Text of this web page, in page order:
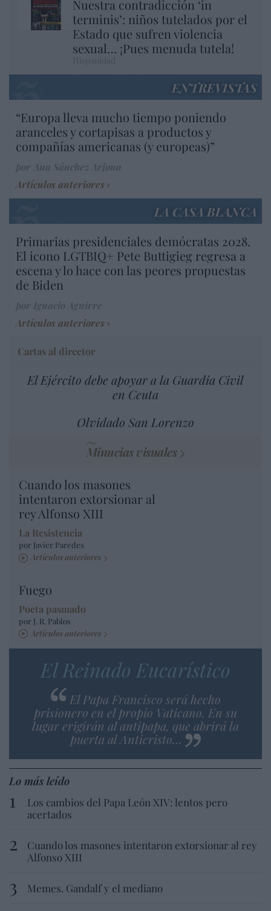
Nuestra contradicción ‘in
terminis’: niños tutelados por el
Estado que sufren violencia
sexual… ¡Pues menuda tutela!
ENTREVISTAS
“Europa lleva mucho tiempo poniendo
aranceles y cortapisas a productos y
compañías americanas (y europeas)”
Artículos anteriores
LA CASA BLANCA
Primarias presidenciales demócratas 2028.
El icono LGTBIQ+ Pete Buttigieg regresa a
escena y lo hace con las peores propuestas
de Biden
Artículos anteriores
Cartas al director
El Ejército debe apoyar a la Guardia Civil
en Ceuta
Olvidado San Lorenzo
Minucias visuales
Cuando los masones
intentaron extorsionar al
rey Alfonso XIII
La Resistencia
por Javier Paredes
Artículos anteriores
Fuego
Poeta pasmado
por J. R. Pablos
Artículos anteriores
El Reinado Eucarístico
El Papa Francisco será hecho
prisionero en el propio Vaticano. En su
lugar erigirán al antipapa, que abrirá la
puerta al Anticristo…
Lo más leído
Los cambios del Papa León XIV: lentos pero
acertados
Cuando los masones intentaron extorsionar al rey
Alfonso XIII
Memes. Gandalf y el mediano